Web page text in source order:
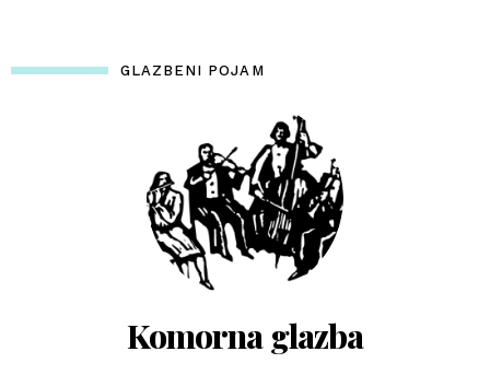
GLAZBENI POJAM
Komorna glazba